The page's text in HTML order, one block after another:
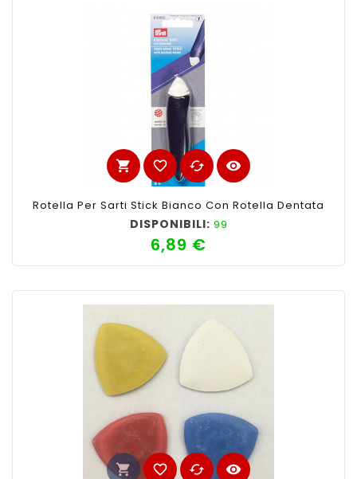
shopping_cart favorite_border cached visibility
Rotella Per Sarti Stick Bianco Con Rotella Dentata
DISPONIBILI: 99
6,89 €
shopping_cart favorite_border cached visibility